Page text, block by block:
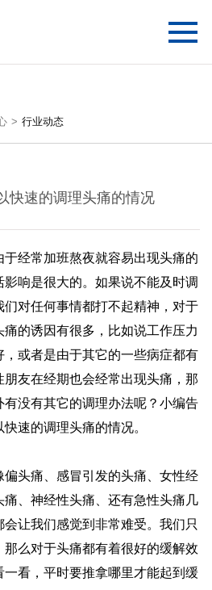
行业动态
快速的调理头痛的情况
经常加班熬夜就容易出现头痛的
响是很大的。如果说不能及时调
对任何事情都打不起精神，对于
的诱因有很多，比如说工作压力
或者是由于其它的一些病症都有
友在经期也会经常出现头痛，那
没有其它的调理办法呢？小编告
速的调理头痛的情况。
头痛、感冒引发的头痛、女性经
、神经性头痛、还有急性头痛几
让我们感觉到非常难受。我们只
么对于头痛都有着很好的缓解效
看，平时要推拿哪里才能起到缓